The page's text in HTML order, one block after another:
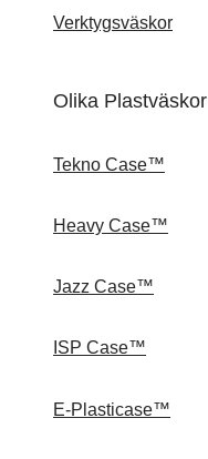
Verktygsväskor
Olika Plastväskor
Tekno Case™
Heavy Case™
Jazz Case™
ISP Case™
E-Plasticase™